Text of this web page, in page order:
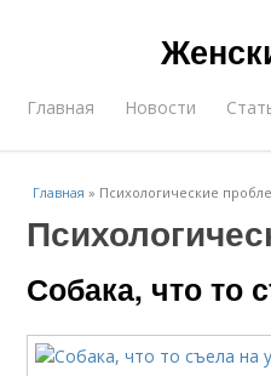
Главная Новости
Главная » Психологические
Собака, что то